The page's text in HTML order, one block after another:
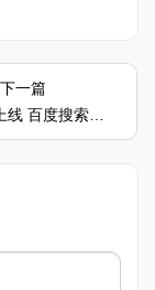
下一篇
进供求黄页类站点生态健康发展